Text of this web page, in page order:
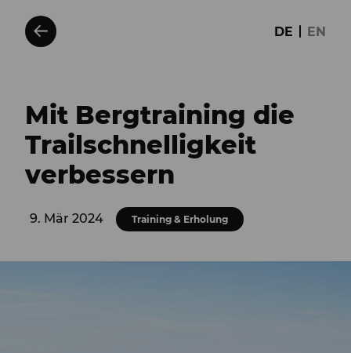
DE EN
Mit Bergtraining die
Trailschnelligkeit
verbessern
9. Mär 2024 Training & Erholung